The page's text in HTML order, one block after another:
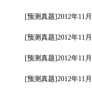
[预测真题]2012年11
[预测真题]2012年11
[预测真题]2012年11
[预测真题]2012年11